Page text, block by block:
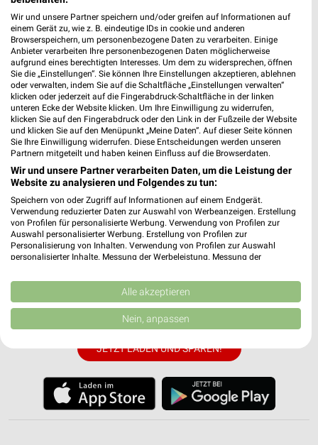
Jetzt alle "Hund & Katze" Themen entdecken!
MEHR PROSPEKTE
weekli - Prospekte & Angebote App
Alle Fressnapf Angebote immer griffbereit – mit der
kostenlosen weekli App für iOS & Android.
✔Folge deinem Lieblingshändler
Push-Benachrichtigungen bei neuen Prospekten
Einkaufsliste - Einkauf stressfrei planen
JETZT LADEN UND SPAREN!
Wir und unsere Partner speichern und/oder greifen auf Informationen auf
einem Gerät zu, wie z. B. eindeutige IDs in cookie und anderen
Browserspeichern, um personenbezogene Daten zu verarbeiten. Einige
Anbieter verarbeiten Ihre personenbezogenen Daten möglicherweise
aufgrund eines berechtigten Interesses. Um dem zu widersprechen, öffnen
Sie die „Einstellungen“. Sie können Ihre Einstellungen akzeptieren, ablehnen
oder verwalten, indem Sie auf die Schaltfläche „Einstellungen verwalten“
klicken oder jederzeit auf die Fingerabdruck-Schaltfläche in der linken
unteren Ecke der Website klicken. Um Ihre Einwilligung zu widerrufen,
klicken Sie auf den Fingerabdruck oder den Link in der Fußzeile der Website
und klicken Sie auf den Menüpunkt „Meine Daten“. Auf dieser Seite können
Sie Ihre Einwilligung widerrufen. Diese Entscheidungen werden unseren
Partnern mitgeteilt und haben keinen Einfluss auf die Browserdaten.
Wir und unsere Partner verarbeiten Daten, um die Leistung der
Website zu analysieren und Folgendes zu tun:
Speichern von oder Zugriff auf Informationen auf einem Endgerät.
Verwendung reduzierter Daten zur Auswahl von Werbeanzeigen. Erstellung
von Profilen für personalisierte Werbung. Verwendung von Profilen zur
Auswahl personalisierter Werbung. Erstellung von Profilen zur
Personalisierung von Inhalten. Verwendung von Profilen zur Auswahl
personalisierter Inhalte. Messung der Werbeleistung. Messung der
Kombinationen von Daten aus verschiedenen Quellen. Entwicklung und
Verbesserung der Angebote. Verwendung reduzierter Daten zur Auswahl
von Inhalten.
Daten können außerhalb der Europäischen Union weitergegeben und in die
USA gesendet werden.
Website/App.
Wir nutzen Ihre Daten für folgende Zwecke:
IAB-Verarbeitungszwecke:
Alle akzeptieren
Nein, anpassen